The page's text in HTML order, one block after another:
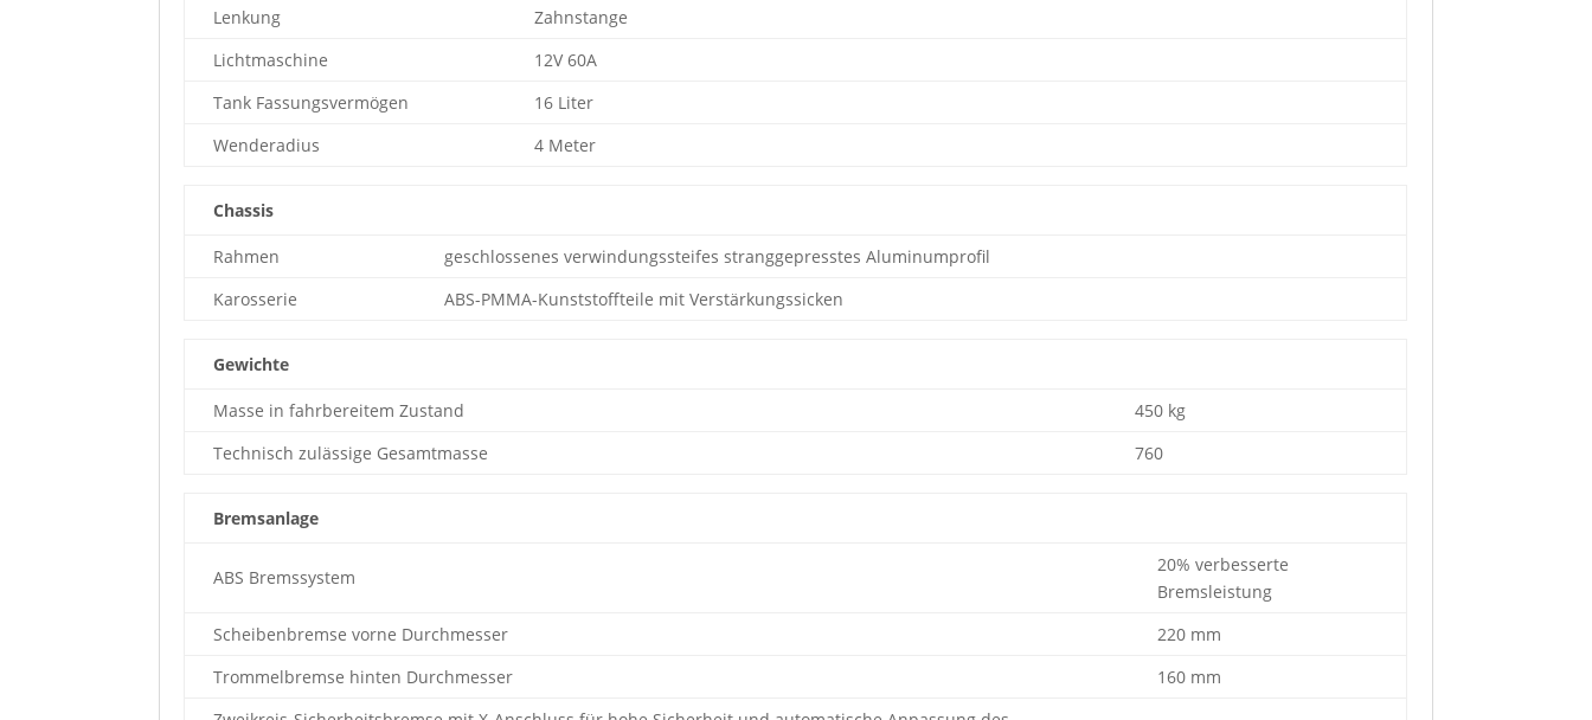
Lenkung
Zahnstange
Lichtmaschine
12V 60A
Tank Fassungsvermögen
16 Liter
Wenderadius
4 Meter
Chassis
Rahmen
geschlossenes verwindungssteifes stranggepresstes Aluminumprofil
Karosserie
ABS-PMMA-Kunststoffteile mit Verstärkungssicken
Gewichte
Masse in fahrbereitem Zustand
450 kg
Technisch zulässige Gesamtmasse
760
Bremsanlage
ABS Bremssystem
20% verbesserte
Bremsleistung
Scheibenbremse vorne Durchmesser
220 mm
Trommelbremse hinten Durchmesser
160 mm